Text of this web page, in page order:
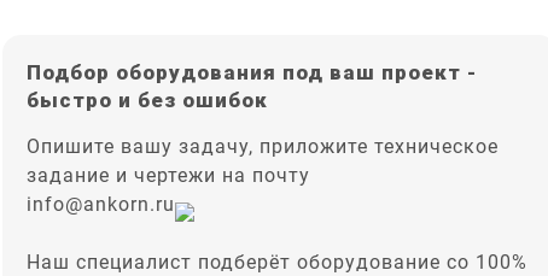
Подбор оборудования под ваш проект -
быстро и без ошибок
Опишите вашу задачу, приложите техническое
задание и чертежи на почту
info@ankorn.ru
Наш специалист подберёт оборудование со 100%